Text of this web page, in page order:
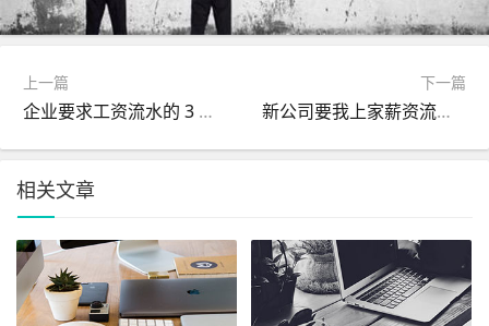
上一篇
企业要求工资流水的 3 大法律边界❗️打工人必知
下一篇
新公司要我上家薪资流水？这波操作合理吗？
相关文章